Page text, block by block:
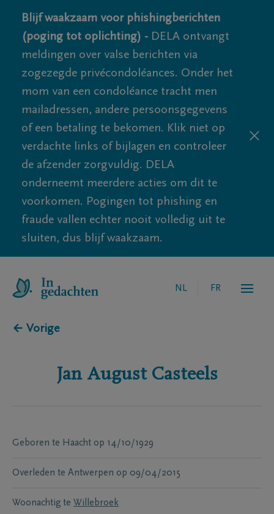
Blijf waakzaam voor phishingberichten
(poging tot oplichting) - DELA ontvangt
meldingen over valse berichten via
zogezegde privécondoléances. Onder het
mom van een condoléance tracht men
mailadressen, andere persoonsgegevens
of een betaling te bekomen. Klik niet op
verdachte links of bijlagen en controleer
de afzender zorgvuldig. DELA
onderneemt meerdere acties om dit te
voorkomen. Pogingen tot phishing en
fraude vallen echter nooit volledig uit te
sluiten, dus blijf waakzaam.
NL FR
← Vorige
Jan August Casteels
Geboren te Haacht op 14/10/1929
Overleden te Antwerpen op 09/04/2015
Woonachtig te Willebroek